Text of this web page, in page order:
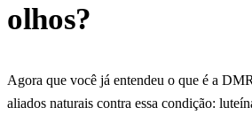
olhos?
Agora que você já entendeu o que é a
aliados naturais contra essa condição: